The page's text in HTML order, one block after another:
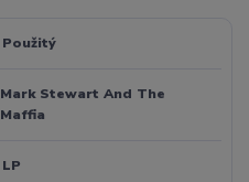
Použitý
Mark Stewart And The
Maffia
LP